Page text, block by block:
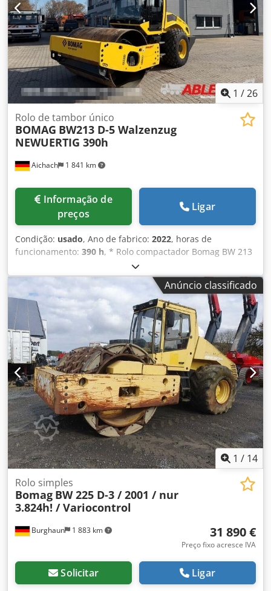
1 /26
Aichach 1 841 km
Rolo de tambor único
BOMAG BW213 D-5 Walzenzug
NEWUERTIG 390h
preços
Ligar
Condição: usado, Ano de fabrico: 2022, horas de
funcionamento: 390 h, * Rolo compactador Bomag BW 213
D-5 * Ano de fabrico 2022 * 390 h Chodjyr U Tnopfx Anqsa
* Euro 5 * 12.500-14.800 kg * Motor Deutz de 95KW * Ar
condicionado * Pneus: 23,1-26IND * COMO NOVO!
Anúncio classificado
1 / 14
Burghaun 1 883 km
Rolo simples
Bomag BW 225 D-3 / 2001 / nur
3.824h! / Variocontrol
31 890 €
Preço fixo acresce IVA
Solicitar Ligar